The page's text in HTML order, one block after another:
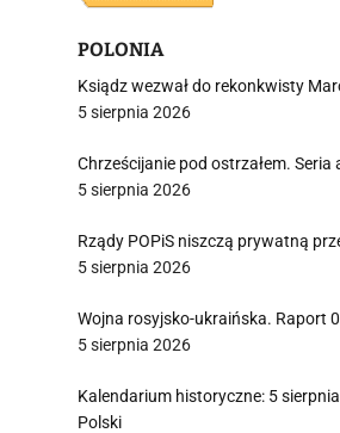
POLONIA
Ksiądz wezwał do rekonkwisty
5 sierpnia 2026
Chrześcijanie pod ostrzałem.
5 sierpnia 2026
Rządy POPiS niszczą prywatną
5 sierpnia 2026
Wojna rosyjsko-ukraińska. Raport
5 sierpnia 2026
Kalendarium historyczne: 5
Polski